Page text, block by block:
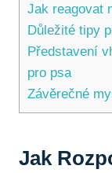
Jak reagovat
Důležité tipy
Představení
pro psa
Závěrečné
Jak